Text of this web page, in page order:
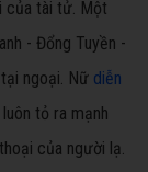
của tài tử. Một
- Đổng Tuyền -
ngoại. Nữ diễn
tỏ ra mạnh
của người lạ.